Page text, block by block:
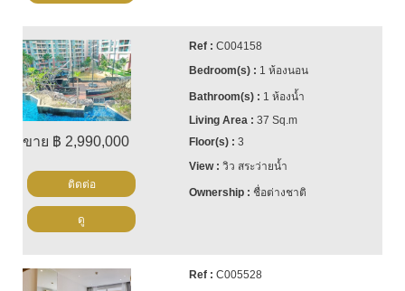
ขาย ฿ 2,990,000
C004158
1 ห้องนอน
1 ห้องน้ำ
37 Sq.m
3
วิว สระว่ายน้ำ
ชื่อต่างชาติ
ติดต่อ
ดู
C005528